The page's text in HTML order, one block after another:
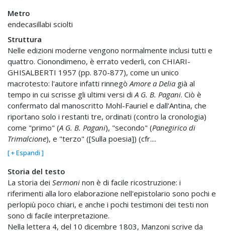
Metro
endecasillabi sciolti
Struttura
Nelle edizioni moderne vengono normalmente inclusi tutti e
quattro. Cionondimeno, è errato vederli, con CHIARI-
GHISALBERTI 1957 (pp. 870-877), come un unico
macrotesto: l'autore infatti rinnegòAmore a Delia già al
tempo in cui scrisse gli ultimi versi diA G. B. Pagani. Ciò è
confermato dal manoscritto Mohl-Fauriel e dall'Antina, che
riportano solo i restanti tre, ordinati (contro la cronologia)
come "primo" (A G. B. Pagani), "secondo" (Panegirico di
Trimalcione), e "terzo" ([Sulla poesia]) (cfr....
[ + Espandi ]
Storia del testo
La storia dei Sermoni non è di facile ricostruzione: i
riferimenti alla loro elaborazione nell'epistolario sono pochi e
perlopiù poco chiari, e anche i pochi testimoni dei testi non
sono di facile interpretazione.
Nella lettera 4, del 10 dicembre 1803, Manzoni scrive da